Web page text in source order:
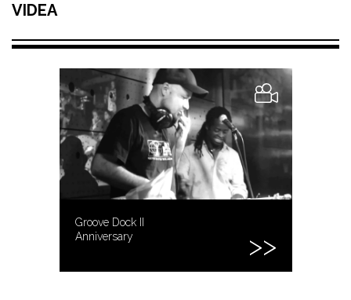
VIDEA
Groove Dock II
Anniversary